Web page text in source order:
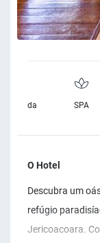
Banda
SPA
O Hotel
Descubra um
refúgio
Jericoacoara.